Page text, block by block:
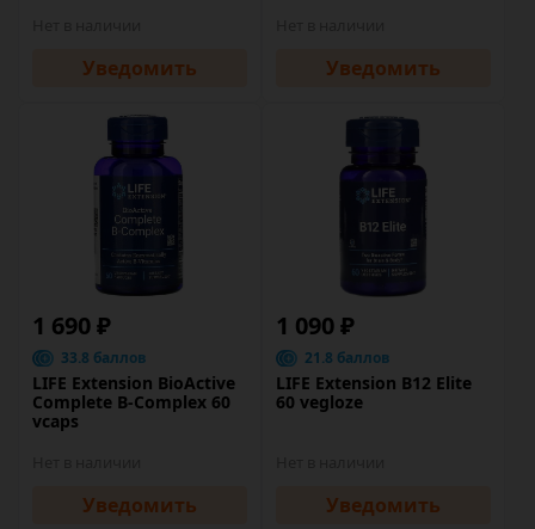
Уведомить Уведомить
1 690 ₽
33.8 баллов
LIFE Extension BioActive
Complete B-Complex 60
vcaps
Уведомить
1 090 ₽
21.8 баллов
LIFE Extension B12 Elite
60 vegloze
Уведомить